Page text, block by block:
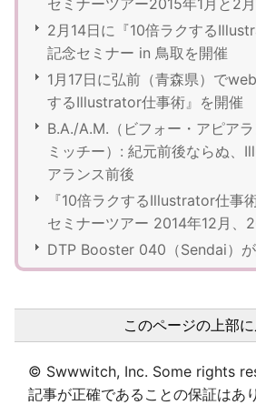
セミナーツアー2015年1月と2
2月14日に『10倍ラクする
記念セミナー in 鳥取を開催
1月17日に弘前（青森県）で
するIllustrator仕事術』を開催
B.A./A.M.（ビフォー・アピア
ミッチー）: 紀元前後ならぬ、
アランス前後
『10倍ラクするIllustrator仕事
セミナーツアー 2014年12月、
DTP Booster 040（Sendai）
このページの上部
© Swwwitch, Inc. Some rights
記事が正確であることの保証はあ